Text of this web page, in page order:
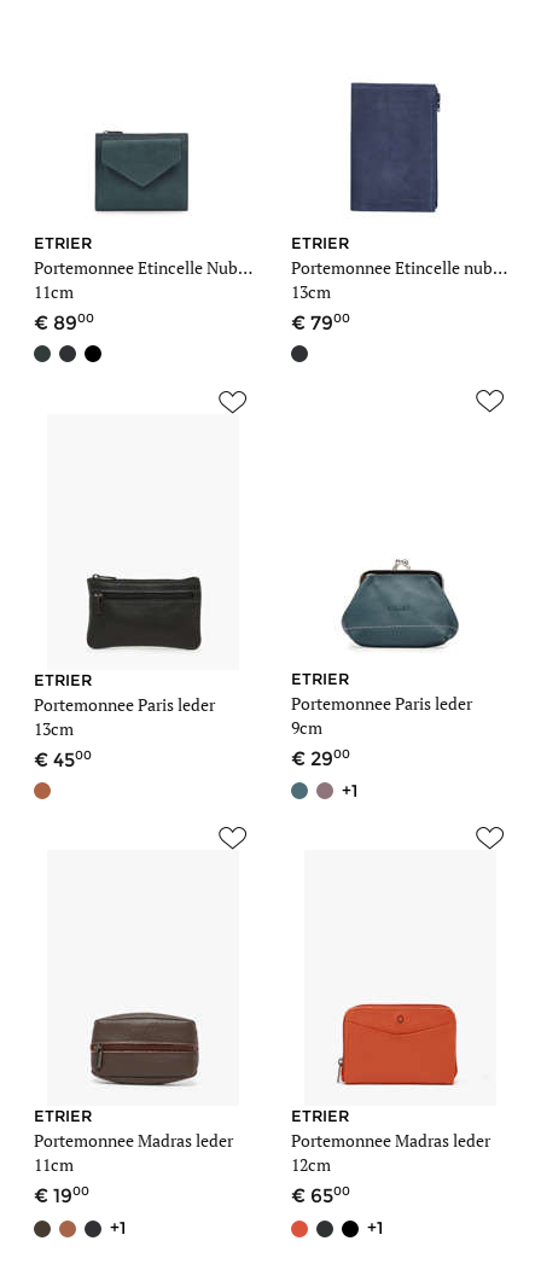
ETRIER
Portemonnee Etincelle Nubuck leder
11cm
8900
ETRIER
Portemonnee Etincelle nubuck leder
13cm
7900
ETRIER
Portemonnee Paris leder
13cm
4500
ETRIER
Portemonnee Paris leder
9cm
2900
+1
ETRIER
Portemonnee Madras leder
11cm
1900
+1
ETRIER
Portemonnee Madras leder
12cm
6500
+1